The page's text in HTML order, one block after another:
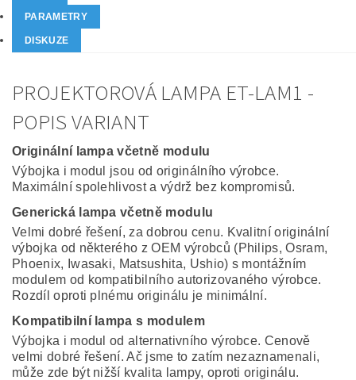
PARAMETRY
DISKUZE
PROJEKTOROVÁ LAMPA ET-LAM1 -
POPIS VARIANT
Originální lampa včetně modulu
Výbojka i modul jsou od originálního výrobce.
Maximální spolehlivost a výdrž bez kompromisů.
Generická lampa včetně modulu
Velmi dobré řešení, za dobrou cenu. Kvalitní originální
výbojka od některého z OEM výrobců (Philips, Osram,
Phoenix, Iwasaki, Matsushita, Ushio) s montážním
modulem od kompatibilního autorizovaného výrobce.
Rozdíl oproti plnému originálu je minimální.
Kompatibilní lampa s modulem
Výbojka i modul od alternativního výrobce. Cenově
velmi dobré řešení. Ač jsme to zatím nezaznamenali,
může zde být nižší kvalita lampy, oproti originálu.